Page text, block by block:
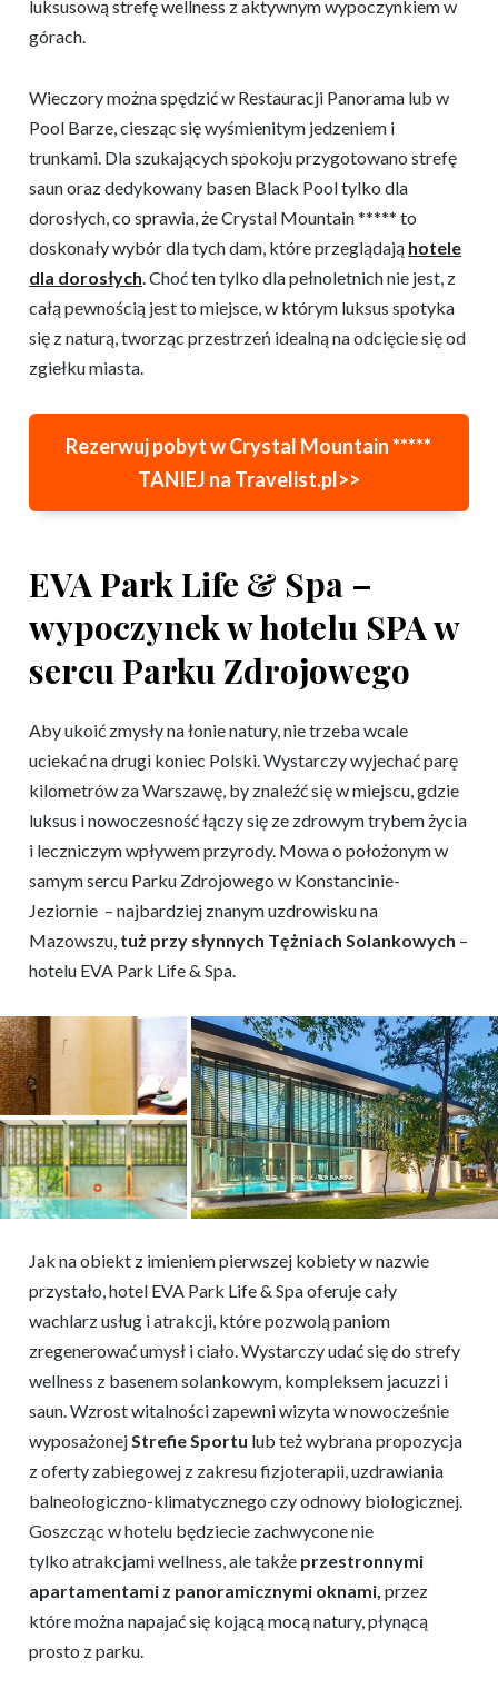
luksusową strefę wellness z aktywnym wypoczynkiem w
górach.
Wieczory można spędzić w Restauracji Panorama lub w
Pool Barze, ciesząc się wyśmienitym jedzeniem i
trunkami. Dla szukających spokoju przygotowano strefę
saun oraz dedykowany basen Black Pool tylko dla
dorosłych, co sprawia, że Crystal Mountain ***** to
doskonały wybór dla tych dam, które przeglądają hotele
dla dorosłych. Choć ten tylko dla pełnoletnich nie jest, z
całą pewnością jest to miejsce, w którym luksus spotyka
się z naturą, tworząc przestrzeń idealną na odcięcie się od
zgiełku miasta.
Rezerwuj pobyt wCrystal Mountain *****
TANIEJ na Travelist.pl>>
EVA Park Life & Spa –
wypoczynek w hotelu SPA w
sercu Parku Zdrojowego
Aby ukoić zmysły na łonie natury, nie trzeba wcale
uciekać na drugi koniec Polski. Wystarczy wyjechać parę
kilometrów za Warszawę, by znaleźć się w miejscu, gdzie
luksus i nowoczesność łączy się ze zdrowym trybem życia
i leczniczym wpływem przyrody. Mowa o położonym w
samym sercu Parku Zdrojowego w Konstancinie-
Jeziornie – najbardziej znanym uzdrowisku na
Mazowszu, tuż przy słynnych Tężniach Solankowych –
hotelu EVA Park Life & Spa.
Jak na obiekt z imieniem pierwszej kobiety w nazwie
przystało, hotel EVA Park Life & Spa oferuje cały
wachlarz usług i atrakcji, które pozwolą paniom
zregenerować umysł i ciało. Wystarczy udać się do strefy
wellness z basenem solankowym, kompleksem jacuzzi i
saun. Wzrost witalności zapewni wizyta w nowocześnie
wyposażonejStrefie Sportu lub też wybrana propozycja
z oferty zabiegowej z zakresu fizjoterapii, uzdrawiania
balneologiczno-klimatycznego czy odnowy biologicznej.
Goszcząc w hotelu będziecie zachwycone nie
tylko atrakcjami wellness, ale także przestronnymi
apartamentami z panoramicznymi oknami, przez
które można napajać się kojącą mocą natury, płynącą
prosto z parku.